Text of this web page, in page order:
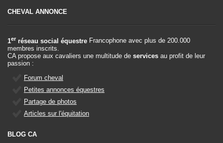
CHEVAL ANNONCE
1er réseau social équestre Francophone avec plus de 200.000
membres inscrits.
CA propose aux cavaliers une multitude de services au profit de leur
passion :
Forum cheval
Petites annonces équestres
Partage de photos
Articles sur l'équitation
BLOG CA